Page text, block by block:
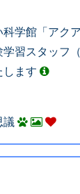
学館「アク
習スタッフ
します
議